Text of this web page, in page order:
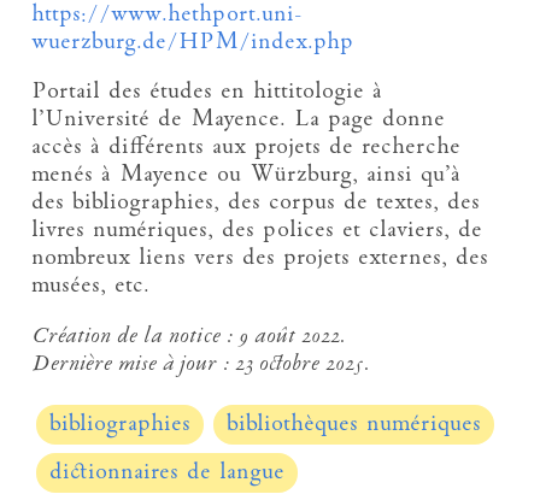
https://www.hethport.uni-
wuerzburg.de/HPM/index.php
Portail des études en hittitologie à
l’Université de Mayence. La page donne
accès à différents aux projets de recherche
menés à Mayence ou Würzburg, ainsi qu’à
des bibliographies, des corpus de textes, des
livres numériques, des polices et claviers, de
nombreux liens vers des projets externes, des
musées, etc.
Création de la notice : 9 août 2022.
Dernière mise à jour :23 octobre 2025.
bibliographies
bibliothèques numériques
dictionnaires de langue